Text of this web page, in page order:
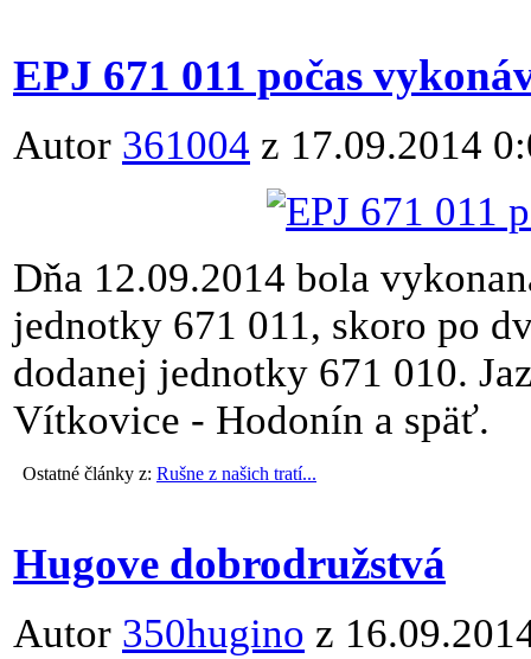
EPJ 671 011 počas
Autor 361004 z 17.09.2014
Dňa 12.09.2014 bola
jednotky 671 011, skoro po
dodanej jednotky 671 010.
Vítkovice - Hodonín a späť.
Ostatné články z: Rušne z našich tratí...
Hugove dobrodružstvá
Autor 350hugino z